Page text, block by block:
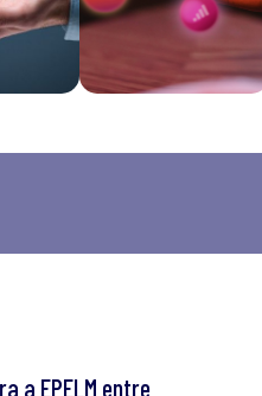
a EPELM entre